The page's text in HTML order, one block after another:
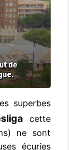
superbes
cette
ne sont
écuries